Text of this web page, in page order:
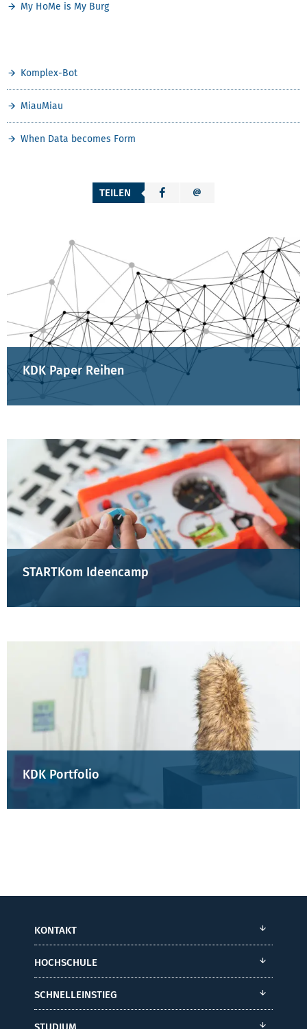
My HoMe is My Burg
Komplex-Bot
MiauMiau
When Data becomes Form
TEILEN
KDK-INHALTE
KDK Paper Reihen
STARTKom Ideencamp
KDK Portfolio
KONTAKT
HOCHSCHULE
SCHNELLEINSTIEG